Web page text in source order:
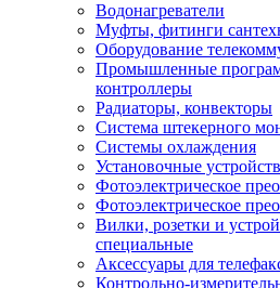
Водонагреватели
Муфты, фитинги
Оборудование
Промышленные
контроллеры
Радиаторы, конвекторы
Система штекерного
Системы охлаждения
Установочные
Фотоэлектрическое
Фотоэлектрическое
Вилки, розетки и
специальные
Аксессуары для
Контрольно-